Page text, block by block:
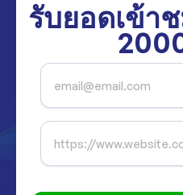
รับยอดเข้า